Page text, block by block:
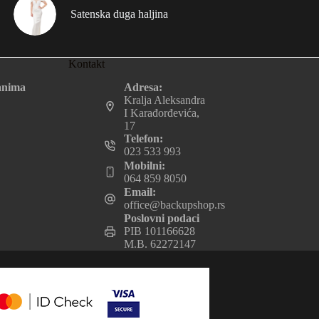
Satenska duga haljina
Kontakt
Adresa:
Kralja Aleksandra
I Karađorđevića,
17
Telefon:
023 533 993
Mobilni:
064 859 8050
Email:
office@backupshop.rs
Poslovni podaci
PIB 101166628
M.B. 62272147